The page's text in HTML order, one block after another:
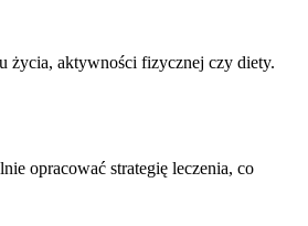
życia, aktywności fizycznej czy diety.
opracować strategię leczenia, co